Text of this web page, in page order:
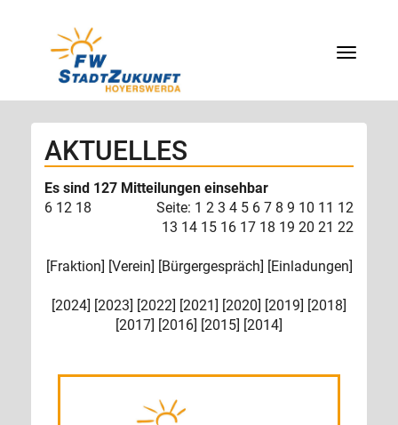
Menü
AKTUELLES
Es sind 127 Mitteilungen einsehbar
6 12 18 Seite: 1 2 3 4 5 6 7 8 9 10 11 12
13 14 15 16 17 18 19 20 21 22
[Fraktion] [Verein] [Bürgergespräch] [Einladungen]
[2024] [2023] [2022] [2021] [2020] [2019] [2018]
[2017] [2016] [2015] [2014]